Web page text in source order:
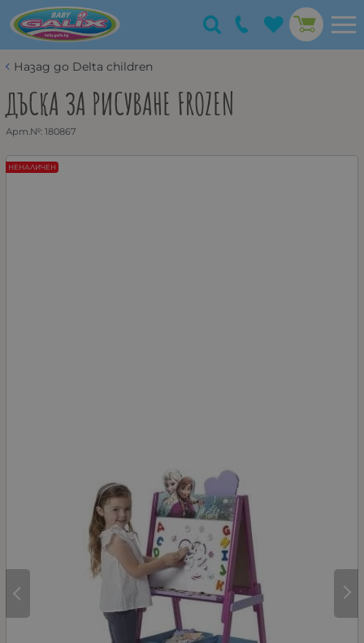
Назад до Delta children
ДЪСКА ЗА РИСУВАНЕ FROZEN
Арт.№: 180867
НЕНАЛИЧЕН